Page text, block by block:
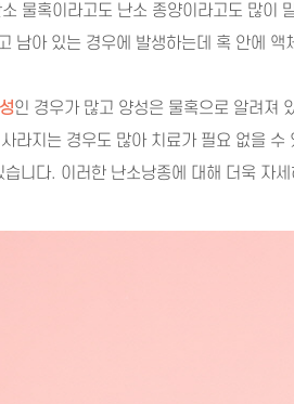
물혹이라고도 난소 종양이라고도 많이
남아 있는 경우에 발생하는데 혹 안에
인 경우가 많고 양성은 물혹으로 알려져
라지는 경우도 많아 치료가 필요 없을 수
니다. 이러한 난소낭종에 대해 더욱 자